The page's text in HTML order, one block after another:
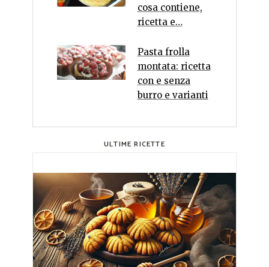
cosa contiene,
ricetta e…
Pasta frolla
montata: ricetta
con e senza
burro e varianti
ULTIME RICETTE